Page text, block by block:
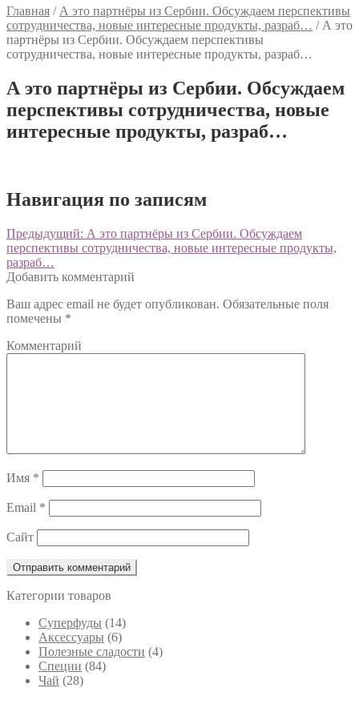
Главная / А это партнёры из Сербии. Обсуждаем перспективы
сотрудничества, новые интересные продукты, разраб… / А это
партнёры из Сербии. Обсуждаем перспективы
сотрудничества, новые интересные продукты, разраб…
А это партнёры из Сербии. Обсуждаем
перспективы сотрудничества, новые
интересные продукты, разраб…
Навигация по записям
Предыдущий: А это партнёры из Сербии. Обсуждаем
перспективы сотрудничества, новые интересные продукты,
разраб…
Добавить комментарий
Ваш адрес email не будет опубликован. Обязательные поля
помечены *
Комментарий
Имя *
Email *
Сайт
Категории товаров
Cуперфуды (14)
Аксессуары (6)
Полезные сладости (4)
Специи (84)
Чай (28)